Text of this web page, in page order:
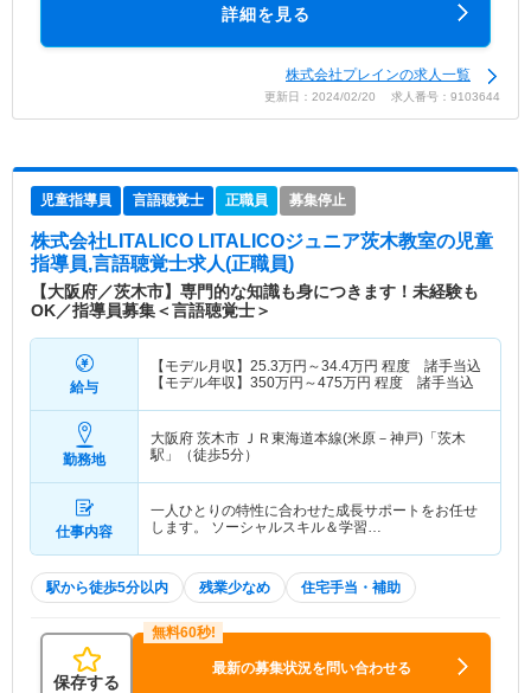
詳細を見る
株式会社プレインの求人一覧
更新日：2024/02/20 求人番号：9103644
児童指導員 言語聴覚士 正職員 募集停止
株式会社LITALICO LITALICOジュニア茨木教室の児童
指導員,言語聴覚士求人(正職員)
【大阪府／茨木市】専門的な知識も身につきます！未経験も
OK／指導員募集＜言語聴覚士＞
給与
【モデル月収】 25.3万円～34.4万円 程度 諸手当込
【モデル年収】 350万円～475万円 程度 諸手当込
勤務地
大阪府 茨木市 ＪＲ東海道本線(米原－神戸)「茨木
駅」（徒歩5分）
仕事内容
一人ひとりの特性に合わせた成長サポートをお任せ
します。 ソーシャルスキル＆学習…
駅から徒歩5分以内 残業少なめ 住宅手当・補助
保存する
最新の募集状況を問い合わせる